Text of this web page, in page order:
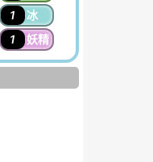
1
冰
1 妖精